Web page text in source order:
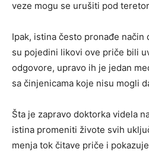
veze mogu se urušiti pod
Ipak, istina često pronađe način
su pojedini likovi ove priče bili
odgovore, upravo ih je jedan
sa činjenicama koje nisu mogli
Šta je zapravo doktorka videla
istina promeniti živote svih
menja tok čitave priče i